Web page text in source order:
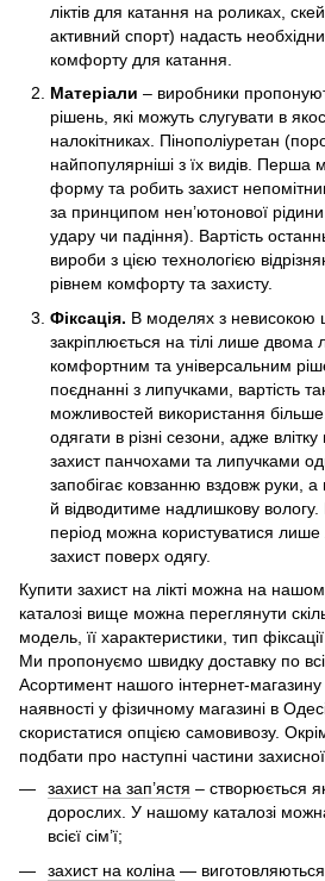
ліктів для катання на роликах,
активний спорт) надасть
комфорту для катання.
Матеріали – виробники
рішень, які можуть слугувати в
налокітниках. Пінополіуретан
найпопулярніші з їх видів. Перша
форму та робить захист
за принципом нен’ютонової
удару чи падіння). Вартість
вироби з цією технологією
рівнем комфорту та захисту.
Фіксація. В моделях з невисокою
закріплюється на тілі лише двома
комфортним та універсальним
поєднанні з липучками, вартість
можливостей використання
одягати в різні сезони, адже
захист панчохами та липучками
запобігає ковзанню вздовж руки,
й відводитиме надлишкову
період можна користуватися лише
захист поверх одягу.
Купити захист на лікті можна на
каталозі вище можна переглянути
модель, її характеристики, тип
Ми пропонуємо швидку доставку по
Асортимент нашого інтернет-магазину
наявності у фізичному магазині в
скористатися опцією самовивозу.
подбати про наступні частини захисної
захист на зап’ястя – створюється
дорослих. У нашому каталозі
всієї сім’ї;
захист на коліна — виготовляються